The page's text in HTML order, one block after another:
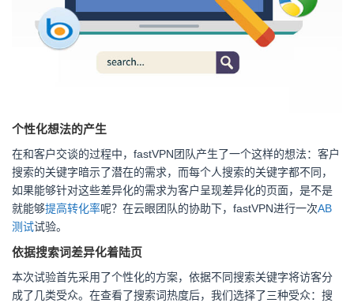
个性化想法的产生
在和客户交谈的过程中，fastVPN团队产生了一个这样的想法：客户
搜索的关键字暗示了潜在的需求，而每个人搜索的关键字都不同，
如果能够针对这些差异化的需求为客户呈现差异化的页面，是不是
就能够提高转化率呢？在云眼团队的协助下，fastVPN进行一次AB
测试试验。
依据搜索词差异化着陆页
本次试验首先采用了个性化的方案，依据不同搜索关键字将访客分
成了几类受众。在查看了搜索词热度后，我们选择了三种受众：搜